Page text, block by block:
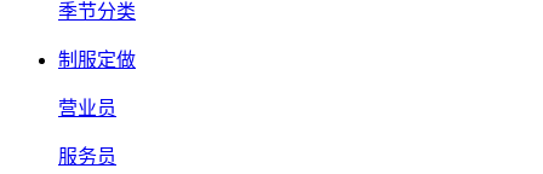
季节分类
制服定做
营业员
服务员